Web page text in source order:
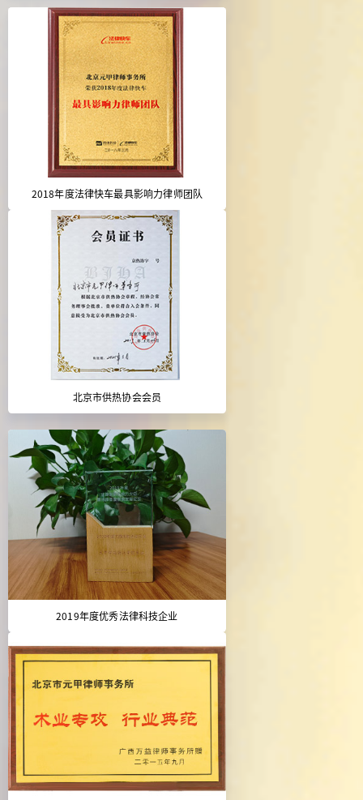
2018年度法律快车最具影响力律师团队
北京市供热协会会员
2019年度优秀法律科技企业